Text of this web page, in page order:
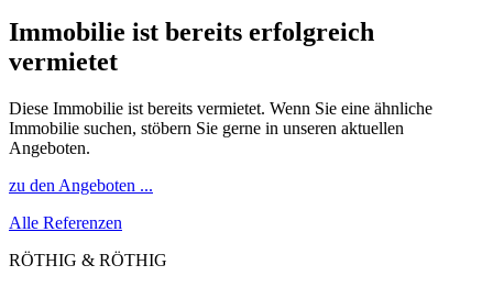
Immobilie ist bereits erfolgreich
vermietet
Diese Immobilie ist bereits vermietet. Wenn Sie eine ähnliche
Immobilie suchen, stöbern Sie gerne in unseren aktuellen
Angeboten.
zu den Angeboten ...
Alle Referenzen
RÖTHIG & RÖTHIG